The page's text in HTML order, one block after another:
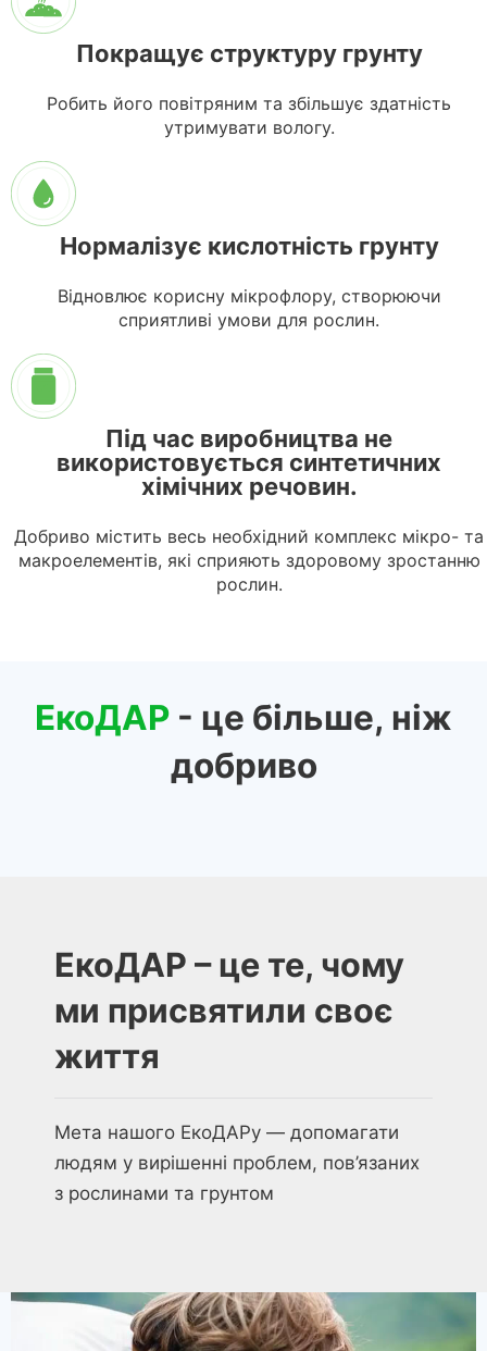
Покращує структуру грунту
Робить його повітряним та збільшує здатність
утримувати вологу.
Нормалізує кислотність грунту
Відновлює корисну мікрофлору, створюючи
сприятливі умови для рослин.
Під час виробництва не
використовується синтетичних
хімічних речовин.
Добриво містить весь необхідний комплекс мікро- та
макроелементів, які сприяють здоровому зростанню
рослин.
ЕкоДАР - це більше, ніж
добриво
ЕкоДАР – це те, чому
ми присвятили своє
життя
Мета нашого ЕкоДАРу — допомагати
людям у вирішенні проблем, пов’язаних
з рослинами та грунтом